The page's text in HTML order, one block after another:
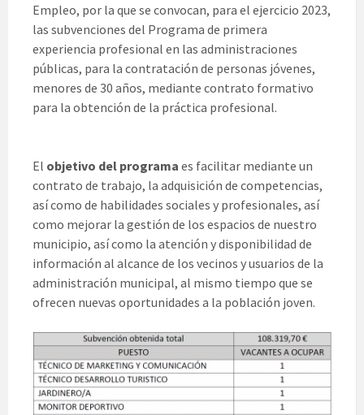
Empleo, por la que se convocan, para el ejercicio 2023,
las subvenciones del Programa de primera
experiencia profesional en las administraciones
públicas, para la contratación de personas jóvenes,
menores de 30 años, mediante contrato formativo
para la obtención de la práctica profesional.
El objetivo del programa es facilitar mediante un
contrato de trabajo, la adquisición de competencias,
así como de habilidades sociales y profesionales, así
como mejorar la gestión de los espacios de nuestro
municipio, así como la atención y disponibilidad de
información al alcance de los vecinos y usuarios de la
administración municipal, al mismo tiempo que se
ofrecen nuevas oportunidades a la población joven.